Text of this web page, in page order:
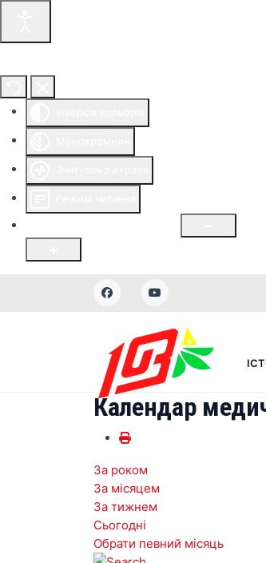
Календар
За роком
За місяцем
За тижнем
Сьогодні
Обрати певний місяць